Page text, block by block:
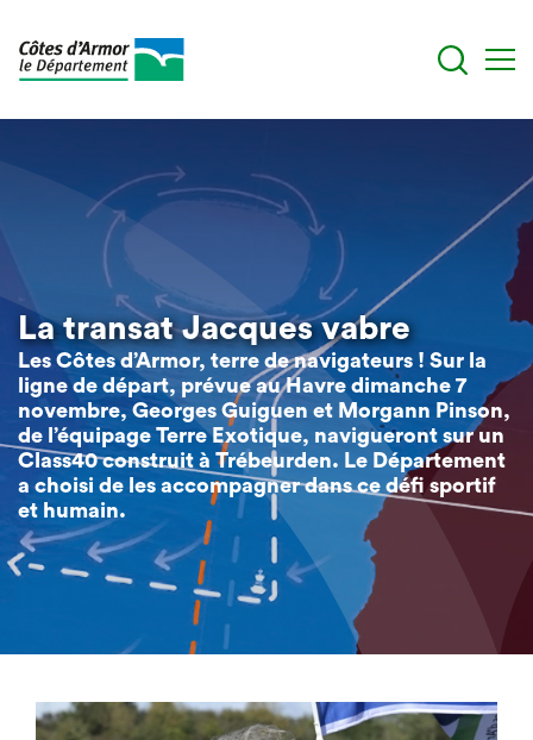
La transat Jacques vabre
Les Côtes d’Armor, terre de navigateurs ! Sur la
ligne de départ, prévue au Havre dimanche 7
novembre, Georges Guiguen et Morgann Pinson,
de l’équipage Terre Exotique, navigueront sur un
Class40 construit à Trébeurden. Le Département
a choisi de les accompagner dans ce défi sportif
et humain.